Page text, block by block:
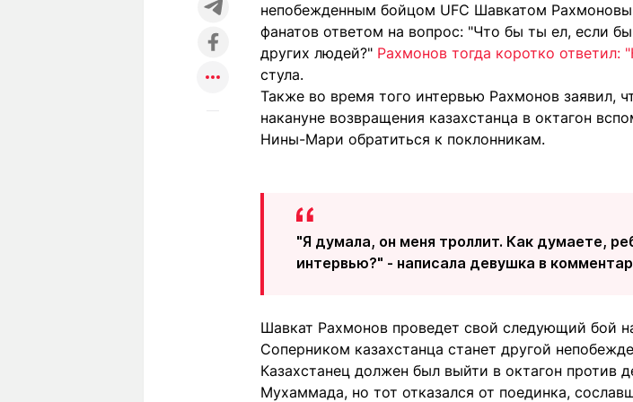
+7 (777) 001 44 99
Реклама
+7 (700) 3 888 188
непобежденным бойцом UFC Шавкатом
фанатов ответом на вопрос: "Что бы ты ел, если
других людей?" Рахмонов тогда коротко ответил:
стула.
Также во время того интервью Рахмонов заявил,
накануне возвращения казахстанца в октагон
Нины-Мари обратиться к поклонникам.
"Я думала, он меня троллит. Как думаете,
интервью?" - написала девушка в
Шавкат Рахмонов проведет свой следующий бой
Соперником казахстанца станет другой
Казахстанец должен был выйти в октагон против
Мухаммада, но тот отказался от поединка,